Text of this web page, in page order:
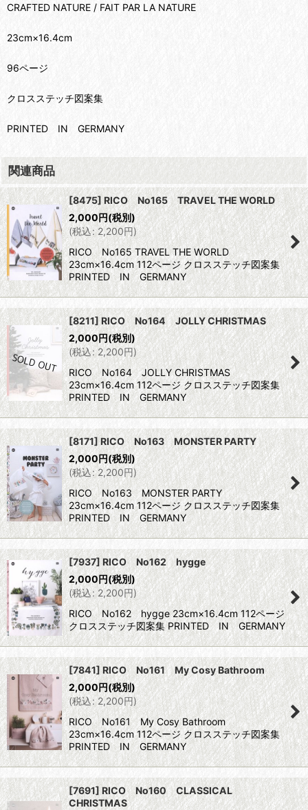
CRAFTED NATURE / FAIT PAR LA NATURE
23cm×16.4cm
96ページ
クロスステッチ図案集
PRINTED IN GERMANY
関連商品
[8475] RICO No165 TRAVEL THE WORLD
2,000円(税別)
(税込: 2,200円)
RICO No165 TRAVEL THE WORLD
23cm×16.4cm 112ページ クロスステッチ図案集
PRINTED IN GERMANY
[8211] RICO No164 JOLLY CHRISTMAS
2,000円(税別)
(税込: 2,200円)
RICO No164 JOLLY CHRISTMAS
23cm×16.4cm 112ページ クロスステッチ図案集
PRINTED IN GERMANY
[8171] RICO No163 MONSTER PARTY
2,000円(税別)
(税込: 2,200円)
RICO No163 MONSTER PARTY
23cm×16.4cm 112ページ クロスステッチ図案集
PRINTED IN GERMANY
[7937] RICO No162 hygge
2,000円(税別)
(税込: 2,200円)
RICO No162 hygge 23cm×16.4cm 112ページ
クロスステッチ図案集 PRINTED IN GERMANY
[7841] RICO No161 My Cosy Bathroom
2,000円(税別)
(税込: 2,200円)
RICO No161 My Cosy Bathroom
23cm×16.4cm 112ページ クロスステッチ図案集
PRINTED IN GERMANY
[7691] RICO No160 CLASSICAL
CHRISTMAS